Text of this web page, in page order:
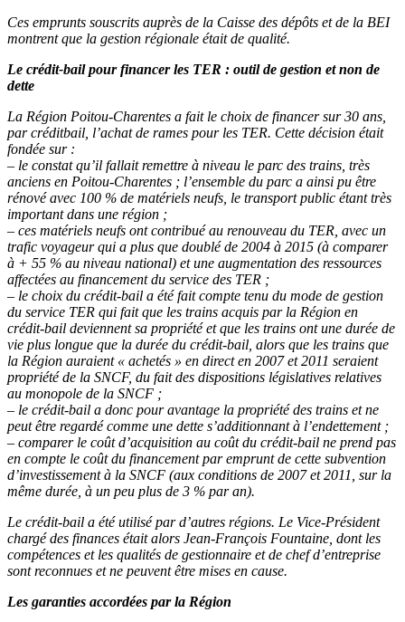
Ces emprunts souscrits auprès de la Caisse des dépôts et de la BEI
montrent que la gestion régionale était de qualité.
Le crédit-bail pour financer les TER : outil de gestion et non de
dette
La Région Poitou-Charentes a fait le choix de financer sur 30 ans,
par créditbail, l’achat de rames pour les TER. Cette décision était
fondée sur :
– le constat qu’il fallait remettre à niveau le parc des trains, très
anciens en Poitou-Charentes ; l’ensemble du parc a ainsi pu être
rénové avec 100 % de matériels neufs, le transport public étant très
important dans une région ;
– ces matériels neufs ont contribué au renouveau du TER, avec un
trafic voyageur qui a plus que doublé de 2004 à 2015 (à comparer
à + 55 % au niveau national) et une augmentation des ressources
affectées au financement du service des TER ;
– le choix du crédit-bail a été fait compte tenu du mode de gestion
du service TER qui fait que les trains acquis par la Région en
crédit-bail deviennent sa propriété et que les trains ont une durée de
vie plus longue que la durée du crédit-bail, alors que les trains que
la Région auraient « achetés » en direct en 2007 et 2011 seraient
propriété de la SNCF, du fait des dispositions législatives relatives
au monopole de la SNCF ;
– le crédit-bail a donc pour avantage la propriété des trains et ne
peut être regardé comme une dette s’additionnant à l’endettement ;
– comparer le coût d’acquisition au coût du crédit-bail ne prend pas
en compte le coût du financement par emprunt de cette subvention
d’investissement à la SNCF (aux conditions de 2007 et 2011, sur la
même durée, à un peu plus de 3 % par an).
Le crédit-bail a été utilisé par d’autres régions. Le Vice-Président
chargé des finances était alors Jean-François Fountaine, dont les
compétences et les qualités de gestionnaire et de chef d’entreprise
sont reconnues et ne peuvent être mises en cause.
Les garanties accordées par la Région